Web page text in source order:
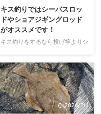
できるからであり底から仕掛けが
浮くことがほとんど無いからで
す。 キーポイントは仕掛けを動
かしたときに底から離れていない
か 逆に釣りを始めたばかりの人
は仕掛けを動かしている時に動か
しすぎて底から仕掛けが浮いてい
ることが分からない場合もありま
す。これは天秤の種類で底の感知
の ...
キス釣りではシーバスロッ
ドやショアジギングロッド
がオススメです！
キス釣りをするなら投げ竿よりシ
ッドがオススメです。今回はキス
釣りにルアー竿をオススメする理
由を書いていきます。 ルアーロ
ッドを勧める理由 理由①:軽い
シーバスロッドやショアジギング
ロッドはルアーを操作するための
2024/2/4